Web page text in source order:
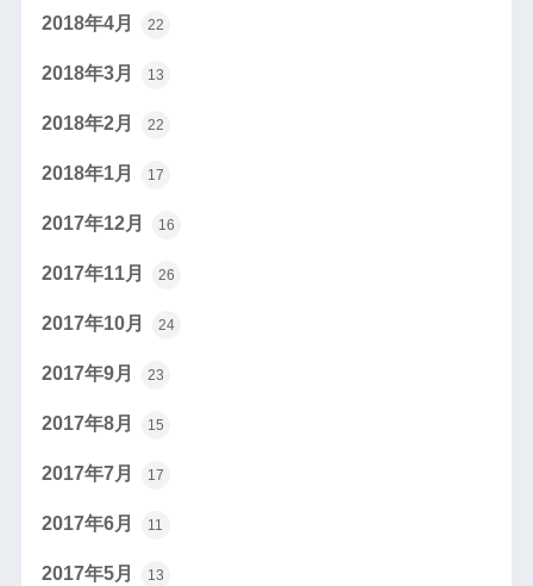
2018年4月 22
2018年3月 13
2018年2月 22
2018年1月 17
2017年12月 16
2017年11月 26
2017年10月 24
2017年9月 23
2017年8月 15
2017年7月 17
2017年6月 11
2017年5月 13